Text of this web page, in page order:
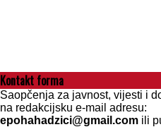
Kontakt forma
Saopčenja za javnost, vijesti i
na redakcijsku e-mail adresu:
epohahadzici@gmail.com ili